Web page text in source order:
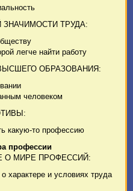
ТРУДА:
легче найти работу
ОБРАЗОВАНИЯ:
человеком
какую-то профессию
профессии
О МИРЕ ПРОФЕССИЙ:
характере и условиях труда